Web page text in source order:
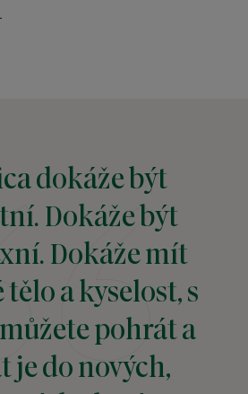
dokáže být
Dokáže být
Dokáže mít
a kyselost, s
pohrát a
je do nových,